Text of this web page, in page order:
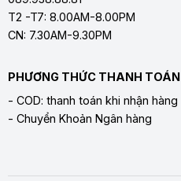
T2 -T7: 8.00AM-8.00PM
CN: 7.30AM-9.30PM
PHƯƠNG THỨC THANH TOÁN
- COD: thanh toán khi nhận hàng
- Chuyển Khoản Ngân hàng